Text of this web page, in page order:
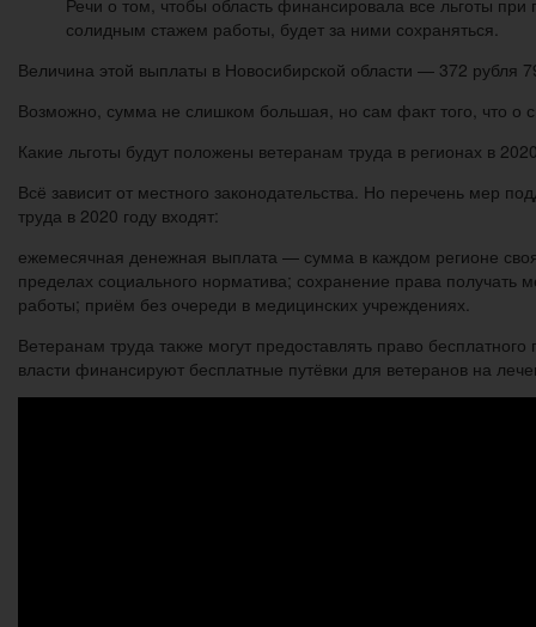
Речи о том, чтобы область финансировала все льготы
солидным стажем работы, будет за ними сохраняться.
Величина этой выплаты в Новосибирской области — 372 рубля
Возможно, сумма не слишком большая, но сам факт того, что о
Какие льготы будут положены ветеранам труда в регионах в
Всё зависит от местного законодательства. Но перечень мер
труда в 2020 году входят:
ежемесячная денежная выплата — сумма в каждом регионе
пределах социального норматива; сохранение права
работы; приём без очереди в медицинских учреждениях.
Ветеранам труда также могут предоставлять право
власти финансируют бесплатные путёвки для ветеранов на